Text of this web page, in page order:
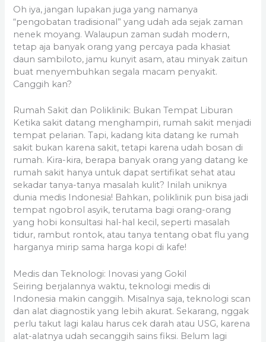
Oh iya, jangan lupakan juga yang namanya
“pengobatan tradisional” yang udah ada sejak zaman
nenek moyang. Walaupun zaman sudah modern,
tetap aja banyak orang yang percaya pada khasiat
daun sambiloto, jamu kunyit asam, atau minyak zaitun
buat menyembuhkan segala macam penyakit.
Canggih kan?
Rumah Sakit dan Poliklinik: Bukan Tempat Liburan
Ketika sakit datang menghampiri, rumah sakit menjadi
tempat pelarian. Tapi, kadang kita datang ke rumah
sakit bukan karena sakit, tetapi karena udah bosan di
rumah. Kira-kira, berapa banyak orang yang datang ke
rumah sakit hanya untuk dapat sertifikat sehat atau
sekadar tanya-tanya masalah kulit? Inilah uniknya
dunia medis Indonesia! Bahkan, poliklinik pun bisa jadi
tempat ngobrol asyik, terutama bagi orang-orang
yang hobi konsultasi hal-hal kecil, seperti masalah
tidur, rambut rontok, atau tanya tentang obat flu yang
harganya mirip sama harga kopi di kafe!
Medis dan Teknologi: Inovasi yang Gokil
Seiring berjalannya waktu, teknologi medis di
Indonesia makin canggih. Misalnya saja, teknologi scan
dan alat diagnostik yang lebih akurat. Sekarang, nggak
perlu takut lagi kalau harus cek darah atau USG, karena
alat-alatnya udah secanggih sains fiksi. Belum lagi